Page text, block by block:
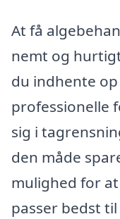
At få
nemt og
du indhente
professionelle
sig i
den måde
mulighed for
passer bedst